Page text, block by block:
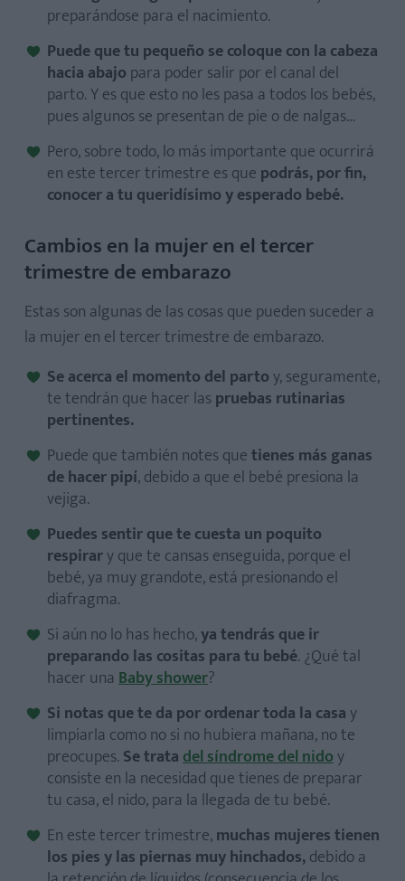
preparándose para el nacimiento.
Puede que tu pequeño se coloque con la cabeza
hacia abajo para poder salir por el canal del
parto. Y es que esto no les pasa a todos los bebés,
pues algunos se presentan de pie o de nalgas…
Pero, sobre todo, lo más importante que ocurrirá
en este tercer trimestre es que podrás, por fin,
conocer a tu queridísimo y esperado bebé.
Cambios en la mujer en el tercer
trimestre de embarazo
Estas son algunas de las cosas que pueden suceder a
la mujer en el tercer trimestre de embarazo.
Se acerca el momento del partoy, seguramente,
te tendrán que hacer las pruebas rutinarias
pertinentes.
Puede que también notes quetienes más ganas
de hacer pipí, debido a que el bebé presiona la
vejiga.
Puedes sentir que te cuesta un poquito
respirary que te cansas enseguida, porque el
bebé, ya muy grandote, está presionando el
diafragma.
Si aún no lo has hecho,ya tendrás que ir
preparando las cositas para tu bebé. ¿Qué tal
hacer una Baby shower?
Si notas que te da por ordenar toda la casay
limpiarla como no si no hubiera mañana, no te
preocupes. Se tratadel síndrome del nidoy
consiste en la necesidad que tienes de preparar
tu casa, el nido, para la llegada de tu bebé.
En este tercer trimestre,muchas mujeres tienen
los pies y las piernas muy hinchados,debido a